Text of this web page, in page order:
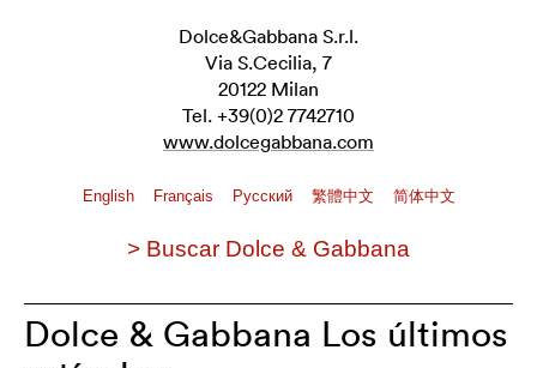
Dolce&Gabbana S.r.l.
Via S.Cecilia, 7
20122 Milan
Tel. +39(0)2 7742710
www.dolcegabbana.com
English Français Pусский 繁體中文 简体中文
> Buscar Dolce & Gabbana
Dolce & Gabbana Los últimos